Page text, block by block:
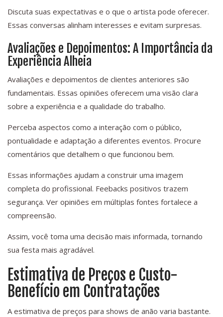
Discuta suas expectativas e o que o artista pode oferecer.
Essas conversas alinham interesses e evitam surpresas.
Avaliações e Depoimentos: A Importância da
Experiência Alheia
Avaliações e depoimentos de clientes anteriores são
fundamentais. Essas opiniões oferecem uma visão clara
sobre a experiência e a qualidade do trabalho.
Perceba aspectos como a interação com o público,
pontualidade e adaptação a diferentes eventos. Procure
comentários que detalhem o que funcionou bem.
Essas informações ajudam a construir uma imagem
completa do profissional. Feebacks positivos trazem
segurança. Ver opiniões em múltiplas fontes fortalece a
compreensão.
Assim, você toma uma decisão mais informada, tornando
sua festa mais agradável.
Estimativa de Preços e Custo-
Benefício em Contratações
A estimativa de preços para shows de anão varia bastante.